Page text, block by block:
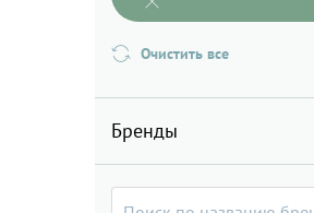
Очистить все
Бренды